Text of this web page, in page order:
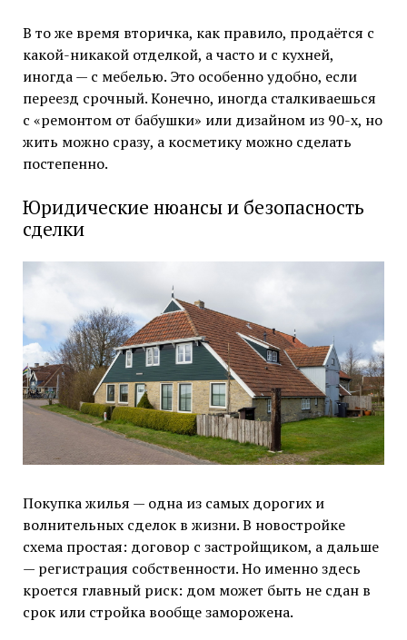
В то же время вторичка, как правило, продаётся с
какой-никакой отделкой, а часто и с кухней,
иногда — с мебелью. Это особенно удобно, если
переезд срочный. Конечно, иногда сталкиваешься
с «ремонтом от бабушки» или дизайном из 90-х, но
жить можно сразу, а косметику можно сделать
постепенно.
Юридические нюансы и безопасность
сделки
Покупка жилья — одна из самых дорогих и
волнительных сделок в жизни. В новостройке
схема простая: договор с застройщиком, а дальше
— регистрация собственности. Но именно здесь
кроется главный риск: дом может быть не сдан в
срок или стройка вообще заморожена.